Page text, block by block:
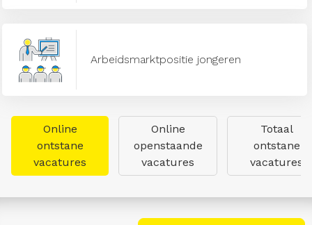
Arbeidsmarktpositie jongeren
Online
ontstane
vacatures
Online
openstaande
vacatures
Totaal
ontstane
vacatures